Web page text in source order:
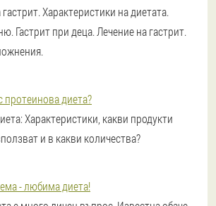
Характеристики на диетата.
Гастрит при деца. Лечение на гастрит.
протеинова диета?
Характеристики, какви продукти
и в какви количества?
- любима диета!